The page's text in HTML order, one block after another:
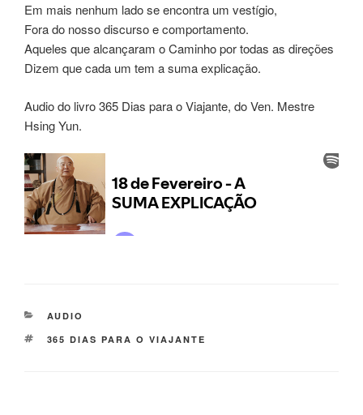
Em mais nenhum lado se encontra um vestígio,
Fora do nosso discurso e comportamento.
Aqueles que alcançaram o Caminho por todas as direções
Dizem que cada um tem a suma explicação.
Audio do livro 365 Dias para o Viajante, do Ven. Mestre
Hsing Yun.
AUDIO
365 DIAS PARA O VIAJANTE